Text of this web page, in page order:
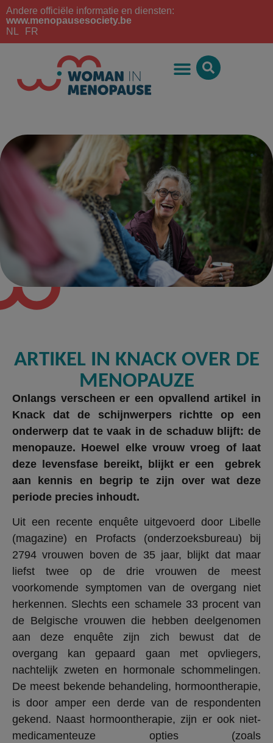
Andere officiële informatie en diensten:
www.menopausesociety.be
NL
FR
ARTIKEL IN KNACK OVER DE
MENOPAUZE
Onlangs verscheen er een opvallend artikel in
Knack dat de schijnwerpers richtte op een
onderwerp dat te vaak in de schaduw blijft: de
menopauze. Hoewel elke vrouw vroeg of laat
deze levensfase bereikt, blijkt er een gebrek
aan kennis en begrip te zijn over wat deze
periode precies inhoudt.
Uit een recente enquête uitgevoerd door Libelle
(magazine) en Profacts (onderzoeksbureau) bij
2794 vrouwen boven de 35 jaar, blijkt dat maar
liefst twee op de drie vrouwen de meest
voorkomende symptomen van de overgang niet
herkennen. Slechts een schamele 33 procent van
de Belgische vrouwen die hebben deelgenomen
aan deze enquête zijn zich bewust dat de
overgang kan gepaard gaan met opvliegers,
nachtelijk zweten en hormonale schommelingen.
De meest bekende behandeling, hormoontherapie,
is door amper een derde van de respondenten
gekend. Naast hormoontherapie, zijn er ook niet-
medicamenteuze opties (zoals